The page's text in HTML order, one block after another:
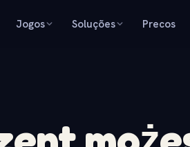
Jogos Soluções Precos